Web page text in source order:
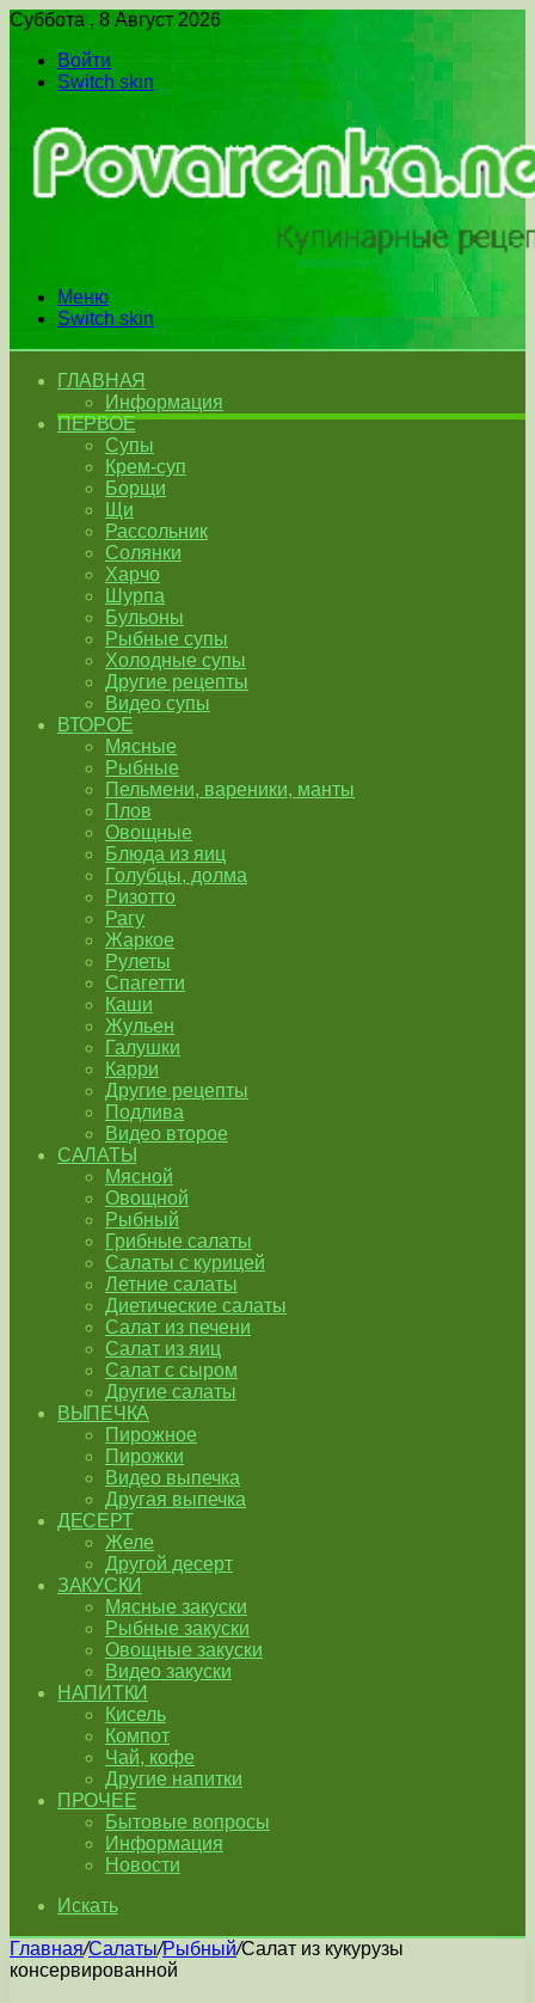
Суббота , 8 Август 2026
Войти
Switch skin
Меню
Switch skin
ГЛАВНАЯ
Информация
ПЕРВОЕ
Супы
Крем-суп
Борщи
Щи
Рассольник
Солянки
Харчо
Шурпа
Бульоны
Рыбные супы
Холодные супы
Другие рецепты
Видео супы
ВТОРОЕ
Мясные
Рыбные
Пельмени, вареники, манты
Плов
Овощные
Блюда из яиц
Голубцы, долма
Ризотто
Рагу
Жаркое
Рулеты
Спагетти
Каши
Жульен
Галушки
Карри
Другие рецепты
Подлива
Видео второе
САЛАТЫ
Мясной
Овощной
Рыбный
Грибные салаты
Салаты с курицей
Летние салаты
Диетические салаты
Салат из печени
Салат из яиц
Салат с сыром
Другие салаты
ВЫПЕЧКА
Пирожное
Пирожки
Видео выпечка
Другая выпечка
ДЕСЕРТ
Желе
Другой десерт
ЗАКУСКИ
Мясные закуски
Рыбные закуски
Овощные закуски
Видео закуски
НАПИТКИ
Кисель
Компот
Чай, кофе
Другие напитки
ПРОЧЕЕ
Бытовые вопросы
Информация
Новости
Искать
Главная/Салаты/Рыбный/Салат из кукурузы
консервированной